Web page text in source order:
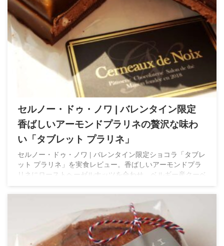
セルノー・ドゥ・ノワ | バレンタイン限定
香ばしいアーモンドプラリネの贅沢な味わ
い「タブレット プラリネ」
セルノー・ドゥ・ノワ | バレンタイン限定ショコラ「タブレ
ット プラリネ」を実食レビュー。香ばしいアーモンドプラ
リネにローストヘーゼルナッツを合わせ、ベルギー産クーベ
レットショコラです。